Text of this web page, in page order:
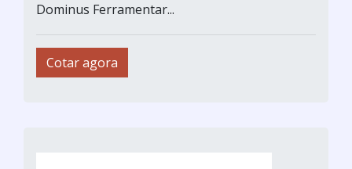
Dominus Ferramentar...
Cotar agora